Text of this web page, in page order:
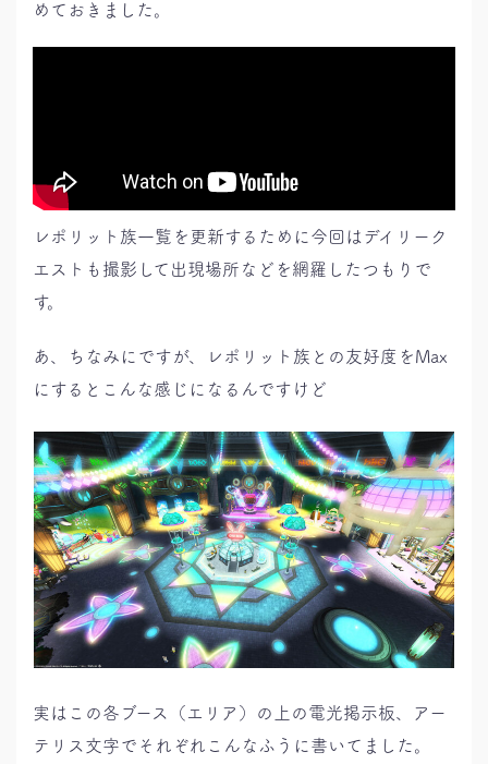
めておきました。
レポリット族一覧を更新するために今回はデイリーク
エストも撮影して出現場所などを網羅したつもりで
す。
あ、ちなみにですが、レポリット族との友好度をMax
にするとこんな感じになるんですけど
実はこの各ブース（エリア）の上の電光掲示板、アー
テリス文字でそれぞれこんなふうに書いてました。